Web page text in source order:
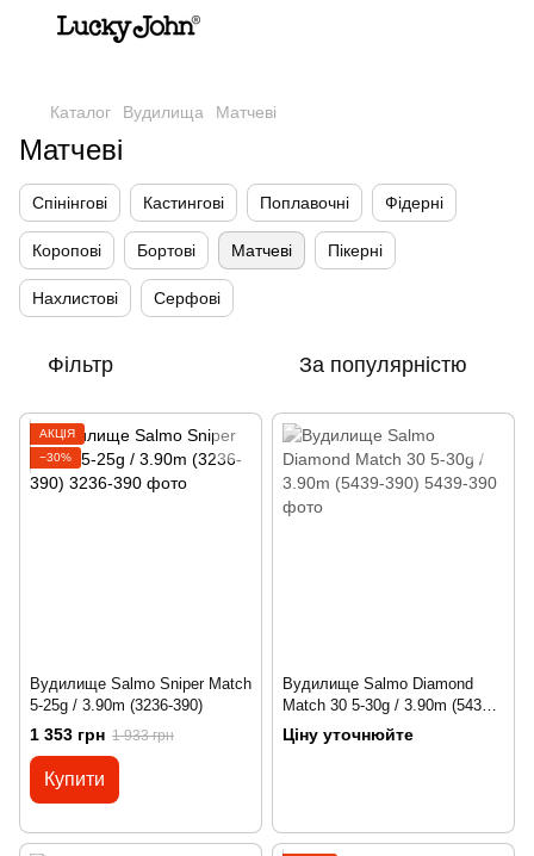
Каталог Вудилища Матчеві
Матчеві
Спінінгові Кастингові Поплавочні Фідерні
Коропові Бортові Матчеві Пікерні
Нахлистові Серфові
Фільтр За популярністю
АКЦІЯ
−30%
Вудилище Salmo Sniper Match
5-25g / 3.90m (3236-390)
1 353 грн 1 933 грн
Купити
Вудилище Salmo Diamond
Match 30 5-30g / 3.90m (5439-
390)
Ціну уточнюйте